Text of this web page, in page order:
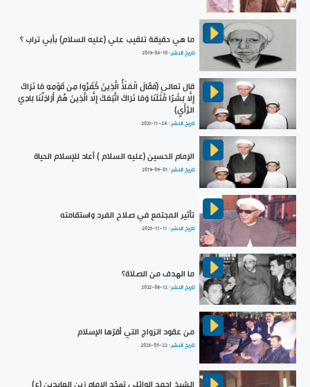
ما هي حقيقة تلقيب علي (عليه السلام) بأبي تراب ؟
تاريخ النشر :2019-06-10
قال تعالى (فَقَالَ الْمَلَأُ الَّذِينَ كَفَرُوا مِن قَوْمِهِ مَا نَرَاكَ
إِلَّا بَشَرًا مِّثْلَنَا وَمَا نَرَاكَ اتَّبَعَكَ إِلَّا الَّذِينَ هُمْ أَرَاذِلُنَا بَادِيَ
الرَّأْيِ)
تاريخ النشر : 2021-11-24
الإمام الحسين (عليه السلام ) أعاد للإسلام الحياة
تاريخ النشر :2019-09-01
تأثير المجتمع في صلاح الفرد واستقامته
تاريخ النشر : 2025-11-11
ما الهدف من الصلاة؟
تاريخ النشر :2022-08-12
من عقود الزواج التي أقرّها الإسلام
تاريخ النشر :2023-05-22